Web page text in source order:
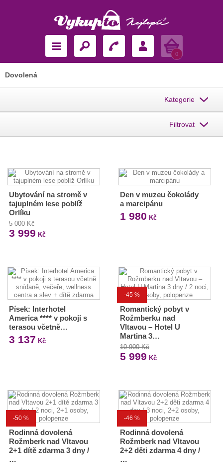
Košík
0
Dovolená
Kategorie
Filtrovat
Ubytování na stromě v
tajuplném lese poblíž
Orlíku
5 000 Kč
3 999 Kč
Den v muzeu čokolády
a marcipánu
1 980 Kč
Písek: Interhotel
America **** v pokoji s
terasou včetně…
3 137 Kč
-45 %
Romantický pobyt v
Rožmberku nad
Vltavou – Hotel U
Martina 3…
10 900 Kč
5 999 Kč
-50 %
Rodinná dovolená
Rožmberk nad Vltavou
2+1 dítě zdarma 3 dny /
…
-46 %
Rodinná dovolená
Rožmberk nad Vltavou
2+2 děti zdarma 4 dny /
…